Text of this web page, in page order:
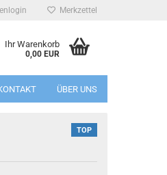
Merkzettel
Ihr Warenkorb
0,00 EUR
ÜBER UNS
TOP